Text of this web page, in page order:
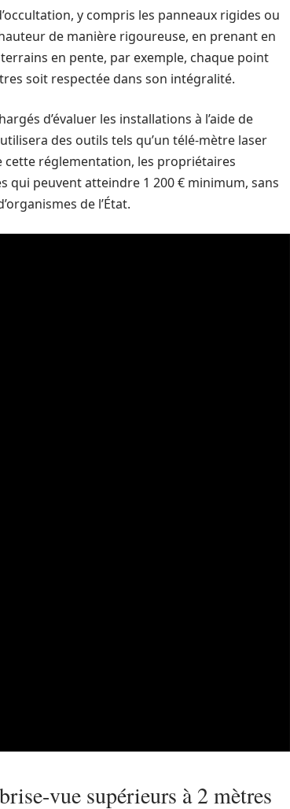
y compris les panneaux rigides ou
de manière rigoureuse, en prenant en
en pente, par exemple, chaque point
soit respectée dans son intégralité.
d’évaluer les installations à l’aide de
des outils tels qu’un télé-mètre laser
cette réglementation, les propriétaires
qui peuvent atteindre 1 200 € minimum, sans
de l’État.
vue supérieurs à 2 mètres